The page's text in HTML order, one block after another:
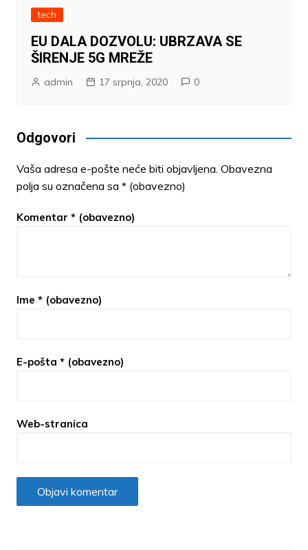
tech
EU DALA DOZVOLU: UBRZAVA SE
ŠIRENJE 5G MREŽE
admin 17 srpnja, 2020 0
Odgovori
Vaša adresa e-pošte neće biti objavljena. Obavezna
polja su označena sa * (obavezno)
Komentar * (obavezno)
Ime * (obavezno)
E-pošta * (obavezno)
Web-stranica